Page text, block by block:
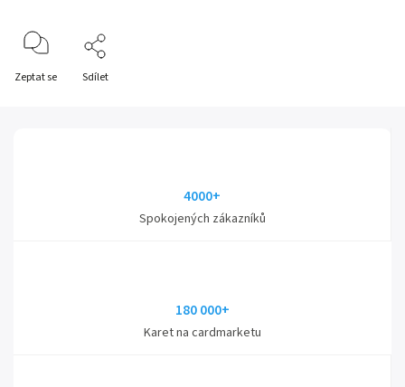
Zeptat se Sdílet
4000+
Spokojených zákazníků
180 000+
Karet na cardmarketu